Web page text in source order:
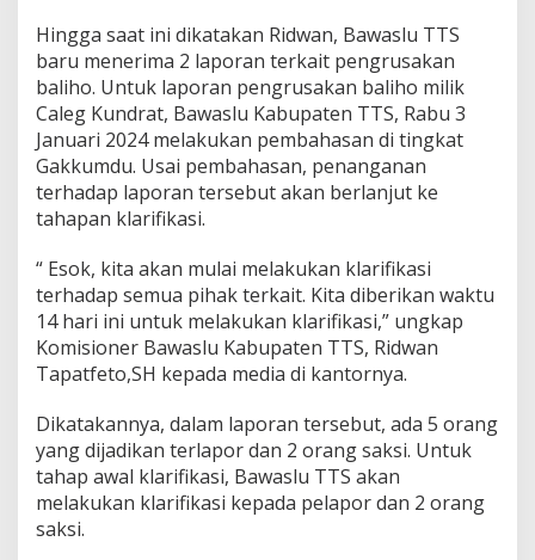
Hingga saat ini dikatakan Ridwan, Bawaslu TTS
baru menerima 2 laporan terkait pengrusakan
baliho. Untuk laporan pengrusakan baliho milik
Caleg Kundrat, Bawaslu Kabupaten TTS, Rabu 3
Januari 2024 melakukan pembahasan di tingkat
Gakkumdu. Usai pembahasan, penanganan
terhadap laporan tersebut akan berlanjut ke
tahapan klarifikasi.
“ Esok, kita akan mulai melakukan klarifikasi
terhadap semua pihak terkait. Kita diberikan waktu
14 hari ini untuk melakukan klarifikasi,” ungkap
Komisioner Bawaslu Kabupaten TTS, Ridwan
Tapatfeto,SH kepada media di kantornya.
Dikatakannya, dalam laporan tersebut, ada 5 orang
yang dijadikan terlapor dan 2 orang saksi. Untuk
tahap awal klarifikasi, Bawaslu TTS akan
melakukan klarifikasi kepada pelapor dan 2 orang
saksi.